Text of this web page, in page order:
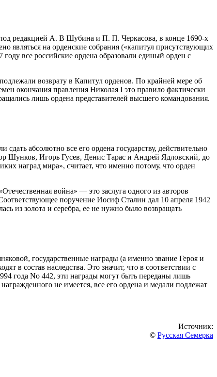
редакцией А. В Шубина и П. П. Черкасова, в конце 1690-х
являться на орденские собрания («капитул присутствующих
все российские ордена образовали единый орден с
возврату в Капитул орденов. По крайней мере об
окончания правления Николая I это правило фактически
лишь ордена представителей высшего командования.
абсолютно все его ордена государству, действительно
Шунков, Игорь Гусев, Денис Тарас и Андрей Ядловский, до
наград мира», считает, что именно потому, что орден
война» — это заслуга одного из авторов
поручение Иосиф Сталин дал 10 апреля 1942
из золота и серебра, ее не нужно было возвращать
государственные награды (а именно звание Героя и
в состав наследства. Это значит, что в соответствии с
года No 442, эти награды могут быть переданы лишь
не имеется, все его ордена и медали подлежат
Источник:
© Русская Семерка